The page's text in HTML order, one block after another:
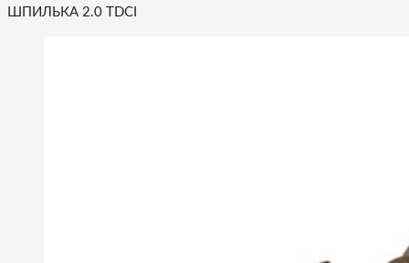
ШПИЛЬКА 2.0 TDCI